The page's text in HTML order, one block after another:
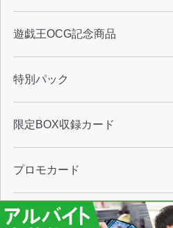
遊戯王OCG記念商品
特別パック
限定BOX収録カード
プロモカード